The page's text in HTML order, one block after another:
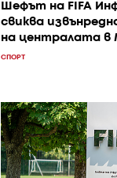
Шефът на FIFA
свиква
на централата в
СПОРТ